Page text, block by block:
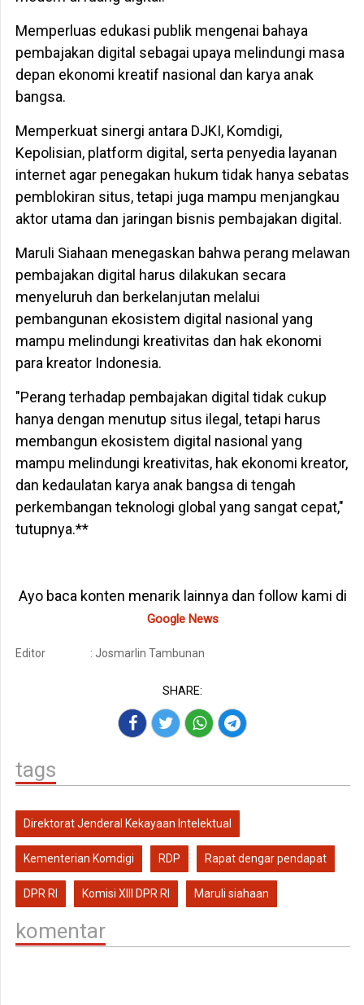
Memperluas edukasi publik mengenai bahaya
pembajakan digital sebagai upaya melindungi masa
depan ekonomi kreatif nasional dan karya anak
bangsa.
Memperkuat sinergi antara DJKI, Komdigi,
Kepolisian, platform digital, serta penyedia layanan
internet agar penegakan hukum tidak hanya sebatas
pemblokiran situs, tetapi juga mampu menjangkau
aktor utama dan jaringan bisnis pembajakan digital.
Maruli Siahaan menegaskan bahwa perang melawan
pembajakan digital harus dilakukan secara
menyeluruh dan berkelanjutan melalui
pembangunan ekosistem digital nasional yang
mampu melindungi kreativitas dan hak ekonomi
para kreator Indonesia.
"Perang terhadap pembajakan digital tidak cukup
hanya dengan menutup situs ilegal, tetapi harus
membangun ekosistem digital nasional yang
mampu melindungi kreativitas, hak ekonomi kreator,
dan kedaulatan karya anak bangsa di tengah
perkembangan teknologi global yang sangat cepat,"
tutupnya.**
Ayo baca konten menarik lainnya dan follow kami di
Google News
Editor : Josmarlin Tambunan
SHARE:
tags
Direktorat Jenderal Kekayaan Intelektual
Kementerian Komdigi RDP Rapat dengar pendapat
DPR RI Komisi XIII DPR RI Maruli siahaan
komentar